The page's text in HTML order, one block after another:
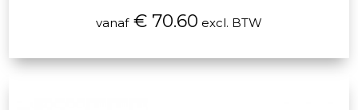
vanaf€ 70.60 excl. BTW